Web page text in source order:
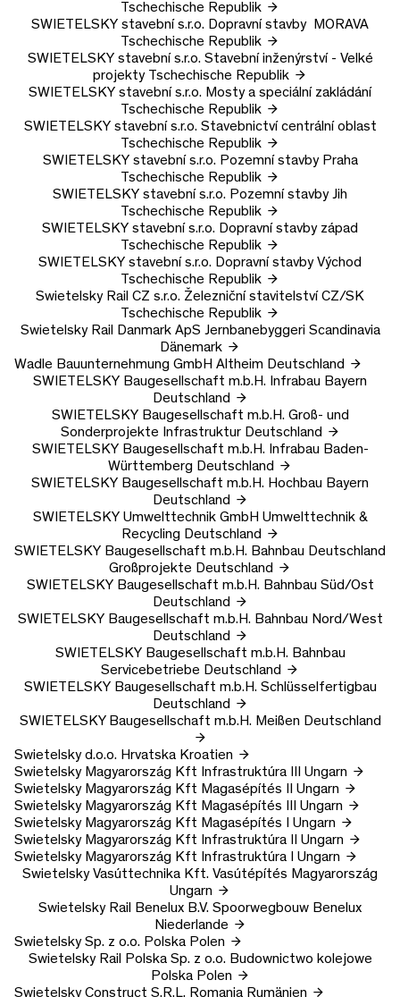
Tschechische Republik
SWIETELSKY stavební s.r.o. Dopravní stavby MORAVA
Tschechische Republik
SWIETELSKY stavební s.r.o. Stavební inženýrství - Velké
projekty Tschechische Republik
SWIETELSKY stavební s.r.o. Mosty a speciální zakládání
Tschechische Republik
SWIETELSKY stavební s.r.o. Stavebnictví centrální oblast
Tschechische Republik
SWIETELSKY stavební s.r.o. Pozemní stavby Praha
Tschechische Republik
SWIETELSKY stavební s.r.o. Pozemní stavby Jih
Tschechische Republik
SWIETELSKY stavební s.r.o. Dopravní stavby západ
Tschechische Republik
SWIETELSKY stavební s.r.o. Dopravní stavby Východ
Tschechische Republik
Swietelsky Rail CZ s.r.o. Železniční stavitelství CZ/SK
Tschechische Republik
Swietelsky Rail Danmark ApS Jernbanebyggeri Scandinavia
Dänemark
Wadle Bauunternehmung GmbH Altheim Deutschland
SWIETELSKY Baugesellschaft m.b.H. Infrabau Bayern
Deutschland
SWIETELSKY Baugesellschaft m.b.H. Groß- und
Sonderprojekte Infrastruktur Deutschland
SWIETELSKY Baugesellschaft m.b.H. Infrabau Baden-
Württemberg Deutschland
SWIETELSKY Baugesellschaft m.b.H. Hochbau Bayern
Deutschland
SWIETELSKY Umwelttechnik GmbH Umwelttechnik &
Recycling Deutschland
SWIETELSKY Baugesellschaft m.b.H. Bahnbau Deutschland
Großprojekte Deutschland
SWIETELSKY Baugesellschaft m.b.H. Bahnbau Süd/Ost
Deutschland
SWIETELSKY Baugesellschaft m.b.H. Bahnbau Nord/West
Deutschland
SWIETELSKY Baugesellschaft m.b.H. Bahnbau
Servicebetriebe Deutschland
SWIETELSKY Baugesellschaft m.b.H. Schlüsselfertigbau
Deutschland
SWIETELSKY Baugesellschaft m.b.H. Meißen Deutschland
Swietelsky d.o.o. Hrvatska Kroatien
Swietelsky Magyarország Kft Infrastruktúra III Ungarn
Swietelsky Magyarország Kft Magasépítés II Ungarn
Swietelsky Magyarország Kft Magasépítés III Ungarn
Swietelsky Magyarország Kft Magasépítés I Ungarn
Swietelsky Magyarország Kft Infrastruktúra II Ungarn
Swietelsky Magyarország Kft Infrastruktúra I Ungarn
Swietelsky Vasúttechnika Kft. Vasútépítés Magyarország
Ungarn
Swietelsky Rail Benelux B.V. Spoorwegbouw Benelux
Niederlande
Swietelsky Sp. z o.o. Polska Polen
Swietelsky Rail Polska Sp. z o.o. Budownictwo kolejowe
Polska Polen
Swietelsky Construct S.R.L. Romania Rumänien